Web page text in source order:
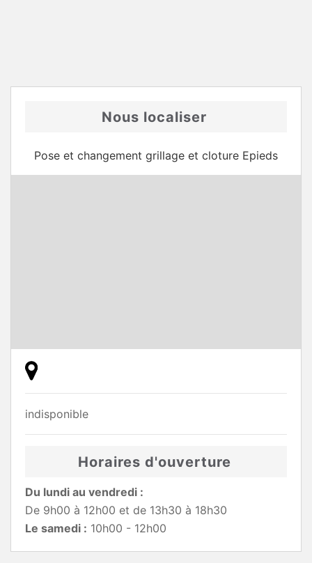
Nous localiser
Pose et changement grillage et cloture Epieds
indisponible
Horaires d'ouverture
Du lundi au vendredi :
De 9h00 à 12h00 et de 13h30 à 18h30
Le samedi : 10h00 - 12h00